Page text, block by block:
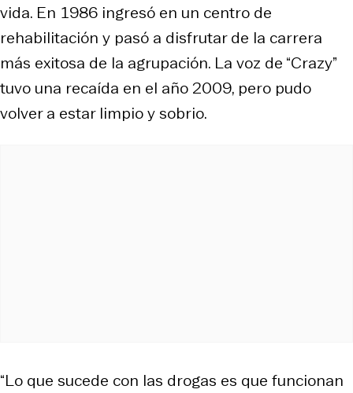
vida. En 1986 ingresó en un centro de
rehabilitación y pasó a disfrutar de la carrera
más exitosa de la agrupación. La voz de “Crazy”
tuvo una recaída en el año 2009, pero pudo
volver a estar limpio y sobrio.
“Lo que sucede con las drogas es que funcionan